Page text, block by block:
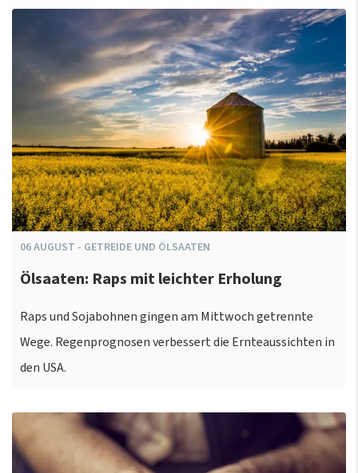
06AUGUST - GETREIDE UND ÖLSAATEN
Ölsaaten: Raps mit leichter Erholung
Raps und Sojabohnen gingen am Mittwoch getrennte
Wege. Regenprognosen verbessert die Ernteaussichten in
den USA.